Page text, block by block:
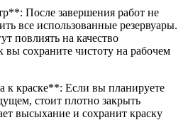
После завершения работ не
все использованные резервуары.
повлиять на качество
сохраните чистоту на рабочем
к краске**: Если вы планируете
стоит плотно закрыть
высыхание и сохранит краску